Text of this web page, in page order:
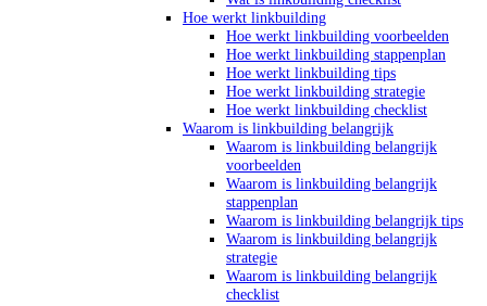
Hoe werkt linkbuilding
Hoe werkt linkbuilding voorbeelden
Hoe werkt linkbuilding stappenplan
Hoe werkt linkbuilding tips
Hoe werkt linkbuilding strategie
Hoe werkt linkbuilding checklist
Waarom is linkbuilding belangrijk
Waarom is linkbuilding belangrijk
voorbeelden
Waarom is linkbuilding belangrijk
stappenplan
Waarom is linkbuilding belangrijk tips
Waarom is linkbuilding belangrijk
strategie
Waarom is linkbuilding belangrijk
checklist